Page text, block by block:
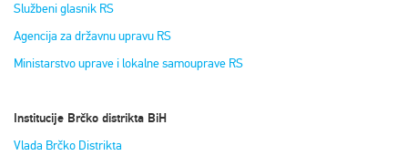
Službeni glasnik RS
Agencija za državnu upravu RS
Ministarstvo uprave i lokalne samouprave RS
Institucije Brčko distrikta BiH
Vlada Brčko Distrikta